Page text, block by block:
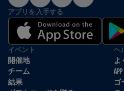
アプリを入手する
イベント
開催地
チーム
結果
ヘ
よ
ゴ